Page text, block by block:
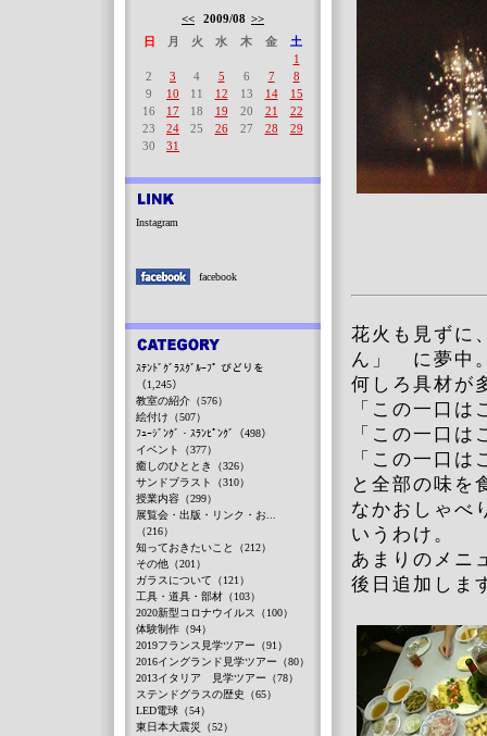
花火も見ずに
ん」 に夢中
何しろ具材が
「この一口は
「この一口は
「この一口
と全部の味を
なかおしゃべ
いうわけ。
あまりのメニ
後日追加しま
<< 2009/08 >>
日
月 火 水 木 金
土
1
2
3 4 5 6 7
8
9
10 11 12 13 14
15
16
17 18 19 20 21
22
23
24 25 26 27 28
29
30
31
Instagram
facebook
ｽﾃﾝﾄﾞｸﾞﾗｽｸﾞﾙｰﾌﾟ びどりを
（1,245）
教室の紹介（576）
絵付け（507）
ﾌｭｰｼﾞﾝｸﾞ・ｽﾗﾝﾋﾟﾝｸﾞ（498）
イベント（377）
癒しのひととき（326）
サンドブラスト（310）
授業内容（299）
展覧会・出版・リンク・お...
（216）
知っておきたいこと（212）
その他（201）
ガラスについて（121）
工具・道具・部材（103）
2020新型コロナウイルス（100）
体験制作（94）
2019フランス見学ツアー（91）
2016イングランド見学ツアー（80）
2013イタリア 見学ツアー（78）
ステンドグラスの歴史（65）
LED電球（54）
東日本大震災（52）